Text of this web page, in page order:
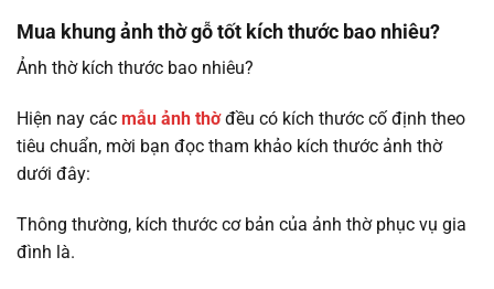
Mua khung ảnh thờ gỗ tốt kích thước bao nhiêu?
Ảnh thờ kích thước bao nhiêu?
Hiện nay các mẫu ảnh thờđều có kích thước cố định theo
tiêu chuẩn, mời bạn đọc tham khảo kích thước ảnh thờ
dưới đây:
Thông thường, kích thước cơ bản của ảnh thờ phục vụ gia
đình là.